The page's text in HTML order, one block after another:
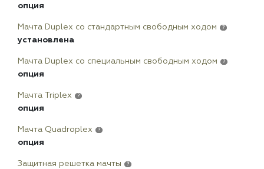
опция
Мачта Duplex сo стандартным свободным ходом ?
установлена
Мачта Duplex со специальным свободным ходом ?
опция
Мачта Triplex ?
опция
Мачта Quadroplex ?
опция
Защитная решетка мачты ?